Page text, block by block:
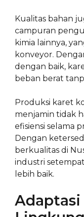
Kualitas bahan
campuran
kimia lainnya,
konveyor.
dengan baik,
beban berat
Produksi karet
menjamin tidak
efisiensi selama
Dengan
berkualitas di
industri
lebih baik.
Adaptasi